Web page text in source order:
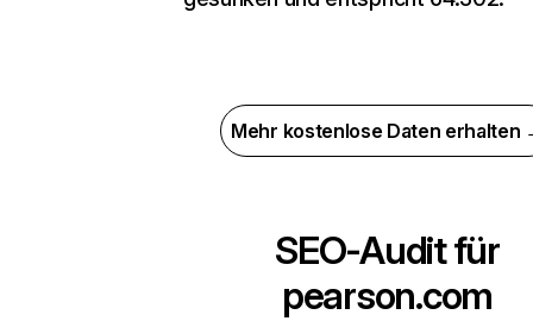
Mehr kostenlose Daten erhalten
SEO-Audit für
pearson.com